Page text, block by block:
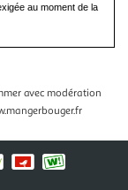
au moment de la
avec modération